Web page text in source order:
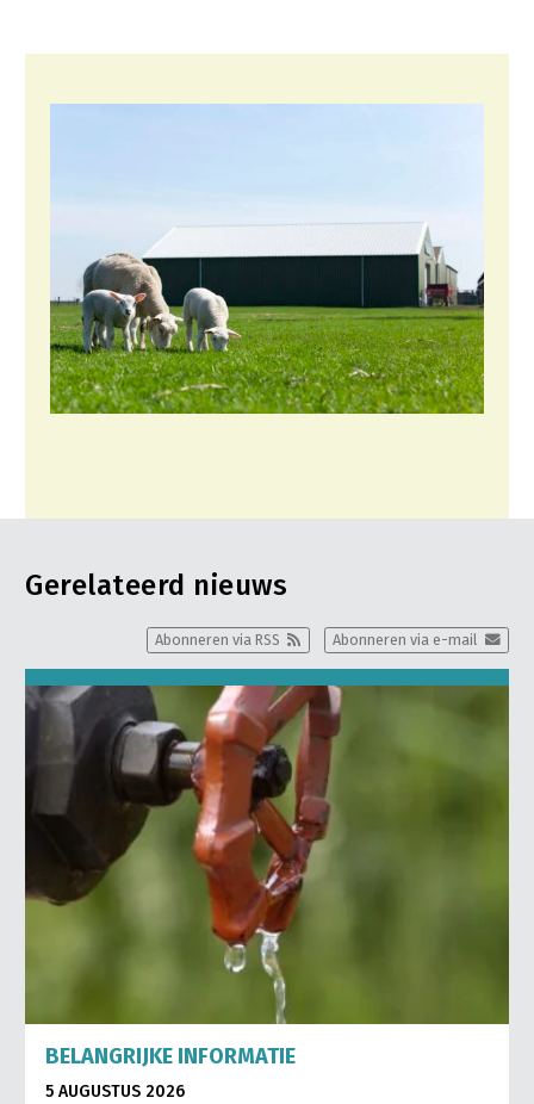
Contact
Gerelateerd nieuws
Abonneren via e-mail
Abonneren via RSS
BELANGRIJKE INFORMATIE
5 AUGUSTUS 2026